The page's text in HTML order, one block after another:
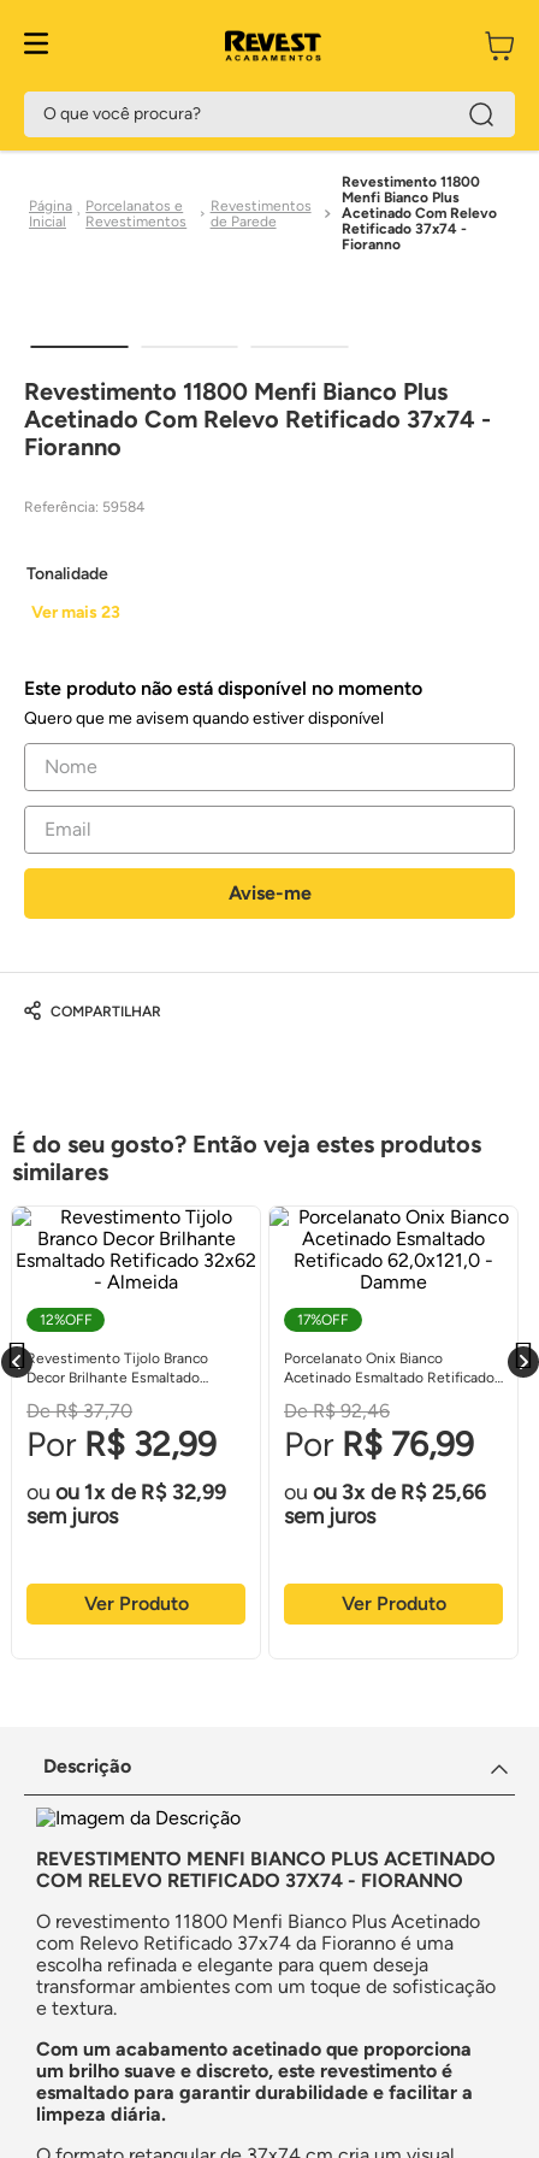
O que você procura?
Porcelanatos e
Revestimentos
Revestimentos
de Parede
Revestimento 11800
Menfi Bianco Plus
Acetinado Com Relevo
Retificado 37x74 -
Fioranno
Revestimento 11800 Menfi Bianco Plus
Acetinado Com Relevo Retificado 37x74 -
Fioranno
Referência: 59584
Tonalidade
Ver mais 23
Este produto não está disponível no momento
Quero que me avisem quando estiver disponível
COMPARTILHAR
É do seu gosto? Então veja estes produtos
similares
12%OFF
Revestimento Tijolo Branco
Decor Brilhante Esmaltado
R$ 37,70
R$ 32,99
ou1 de R$ 32,99
sem juros
Ver Produto
17%OFF
Porcelanato Onix Bianco
Acetinado Esmaltado Retificado
R$ 92,46
R$ 76,99
ou3 de R$ 25,66
sem juros
Ver Produto
Descrição
REVESTIMENTO MENFI BIANCO PLUS ACETINADO
COM RELEVO RETIFICADO 37X74 - FIORANNO
O revestimento 11800 Menfi Bianco Plus Acetinado
com Relevo Retificado 37x74 da Fioranno é uma
escolha refinada e elegante para quem deseja
transformar ambientes com um toque de sofisticação
e textura.
Com um acabamento acetinado que proporciona
um brilho suave e discreto, este revestimento é
esmaltado para garantir durabilidade e facilitar a
limpeza diária.